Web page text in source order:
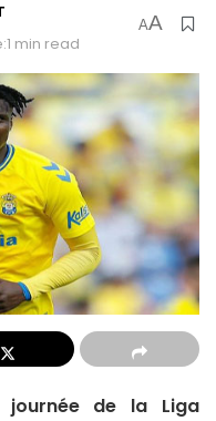
min read
AA
de la Liga